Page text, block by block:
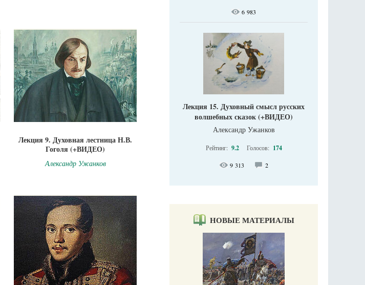
Лекция 9. Духовная лестница Н.В.
Гоголя (+ВИДЕО)
Александр Ужанков
6 983
Лекция 15. Духовный смысл русских
волшебных сказок (+ВИДЕО)
Александр Ужанков
Рейтинг: 9.2 Голосов: 174
9 313 2
НОВЫЕ МАТЕРИАЛЫ